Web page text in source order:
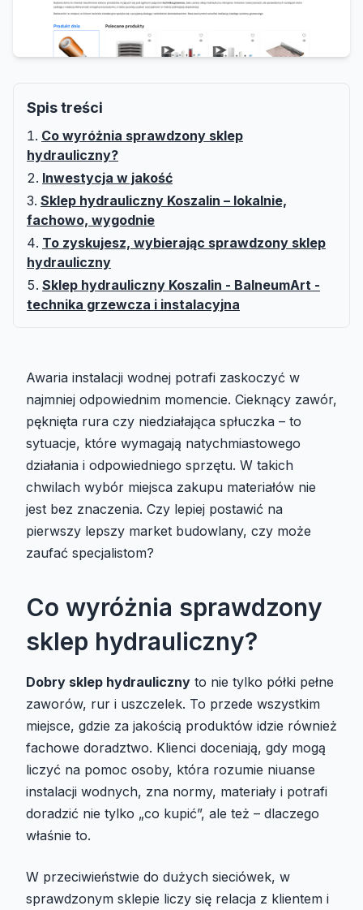
Spis treści
Co wyróżnia sprawdzony sklep
hydrauliczny?
Inwestycja w jakość
Sklep hydrauliczny Koszalin – lokalnie,
fachowo, wygodnie
To zyskujesz, wybierając sprawdzony sklep
hydrauliczny
Sklep hydrauliczny Koszalin - BalneumArt -
technika grzewcza i instalacyjna
Awaria instalacji wodnej potrafi zaskoczyć w
najmniej odpowiednim momencie. Cieknący zawór,
pęknięta rura czy niedziałająca spłuczka – to
sytuacje, które wymagają natychmiastowego
działania i odpowiedniego sprzętu. W takich
chwilach wybór miejsca zakupu materiałów nie
jest bez znaczenia. Czy lepiej postawić na
pierwszy lepszy market budowlany, czy może
zaufać specjalistom?
Co wyróżnia sprawdzony
sklep hydrauliczny?
Dobry sklep hydrauliczny to nie tylko półki pełne
zaworów, rur i uszczelek. To przede wszystkim
miejsce, gdzie za jakością produktów idzie również
fachowe doradztwo. Klienci doceniają, gdy mogą
liczyć na pomoc osoby, która rozumie niuanse
instalacji wodnych, zna normy, materiały i potrafi
doradzić nie tylko „co kupić”, ale też – dlaczego
właśnie to.
W przeciwieństwie do dużych sieciówek, w
sprawdzonym sklepie liczy się relacja z klientem i